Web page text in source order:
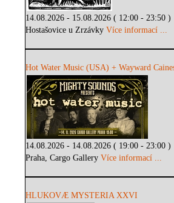
14.08.2026 - 15.08.2026 ( 12:00 - 23:50 )
Hostašovice u ZrzávkyVíce informací ...
Hot Water Music (USA) + Wayward
14.08.2026 - 14.08.2026 ( 19:00 - 23:00 )
Praha, Cargo GalleryVíce informací ...
HLUKOVÆ MYSTERIA XXVI